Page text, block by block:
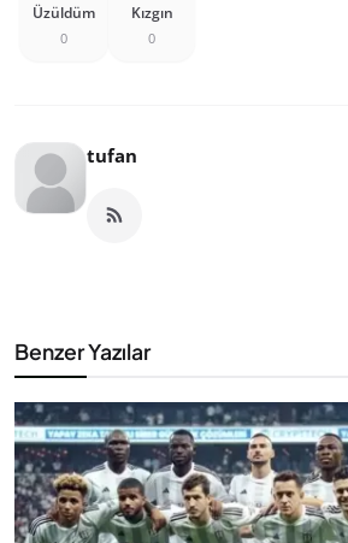
Üzüldüm
0
Kızgın
0
tufan
Benzer Yazılar